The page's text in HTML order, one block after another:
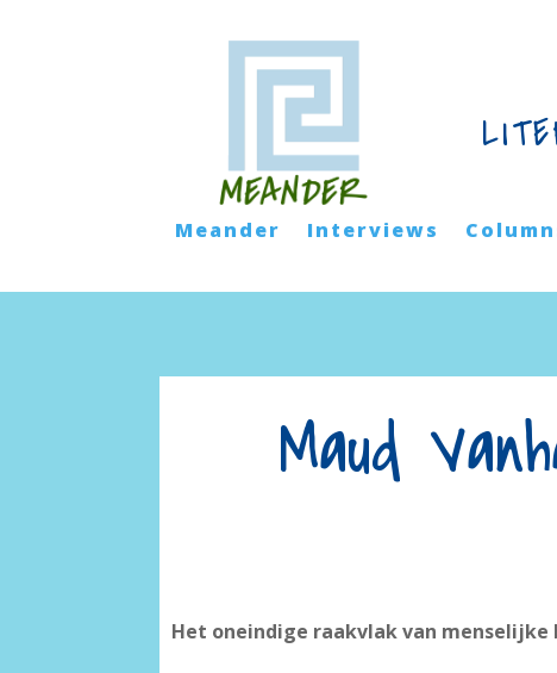
Meander Interviews
Maud
Het oneindige raakvlak van